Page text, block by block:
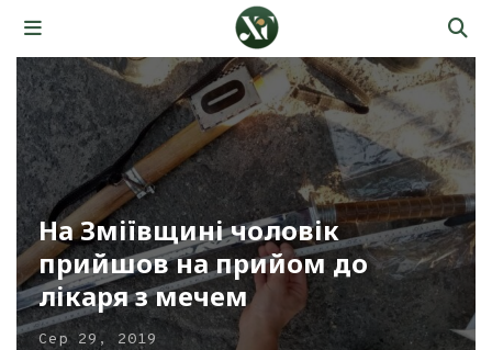
На Зміївщині чоловік
прийшов на прийом до
лікаря з мечем
Сер 29, 2019